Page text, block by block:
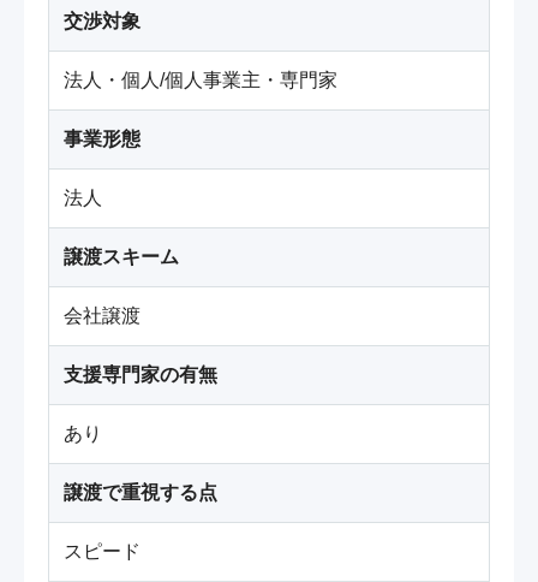
交渉対象
法人・個人/個人事業主・専門家
事業形態
法人
譲渡スキーム
会社譲渡
支援専門家の有無
あり
譲渡で重視する点
スピード